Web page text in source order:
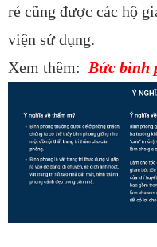
rẻ cũng được các hộ
viện sử dụng.
Xem thêm: Bức bình